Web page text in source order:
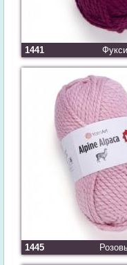
1441
1445